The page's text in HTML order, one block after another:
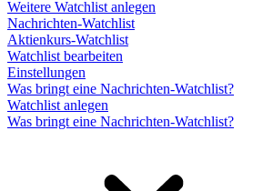
Weitere Watchlist anlegen
Nachrichten-Watchlist
Aktienkurs-Watchlist
Watchlist bearbeiten
Einstellungen
Was bringt eine Nachrichten-Watchlist?
Watchlist anlegen
Was bringt eine Nachrichten-Watchlist?